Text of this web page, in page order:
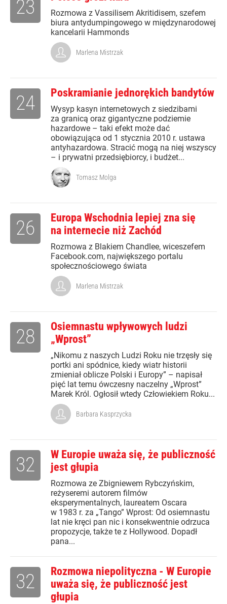
Rozmowa z Vassilisem Akritidisem, szefem
biura antydumpingowego w międzynarodowej
kancelarii Hammonds
23
Marlena Mistrzak
Poskramianie jednorękich bandytów
Wysyp kasyn internetowych z siedzibami
za granicą oraz gigantyczne podziemie
hazardowe – taki efekt może dać
obowiązująca od 1 stycznia 2010 r. ustawa
antyhazardowa. Stracić mogą na niej wszyscy
– i prywatni przedsiębiorcy, i budżet...
24
Tomasz Molga
Europa Wschodnia lepiej zna się
na internecie niż Zachód
Rozmowa z Blakiem Chandlee, wiceszefem
Facebook.com, największego portalu
społecznościowego świata
26
Marlena Mistrzak
Osiemnastu wpływowych ludzi
„Wprost”
„Nikomu z naszych Ludzi Roku nie trzęsły się
portki ani spódnice, kiedy wiatr historii
zmieniał oblicze Polski i Europy” – napisał
pięć lat temu ówczesny naczelny „Wprost”
Marek Król. Ogłosił wtedy Człowiekiem Roku...
28
Barbara Kasprzycka
W Europie uważa się, że publiczność
jest głupia
Rozmowa ze Zbigniewem Rybczyńskim,
reżyseremi autorem filmów
eksperymentalnych, laureatem Oscara
w 1983 r. za „Tango” Wprost: Od osiemnastu
lat nie kręci pan nic i konsekwentnie odrzuca
propozycje, także te z Hollywood. Dopadł
pana...
32
Rozmowa niepolityczna - W Europie
uważa się, że publiczność jest
głupia
32